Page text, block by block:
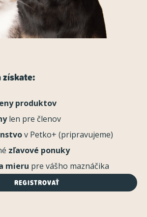
získate:
produktov
len pre členov
v Petko+ (pripravujeme)
zľavové ponuky
mieru pre vášho maznáčika
REGISTROVAŤ